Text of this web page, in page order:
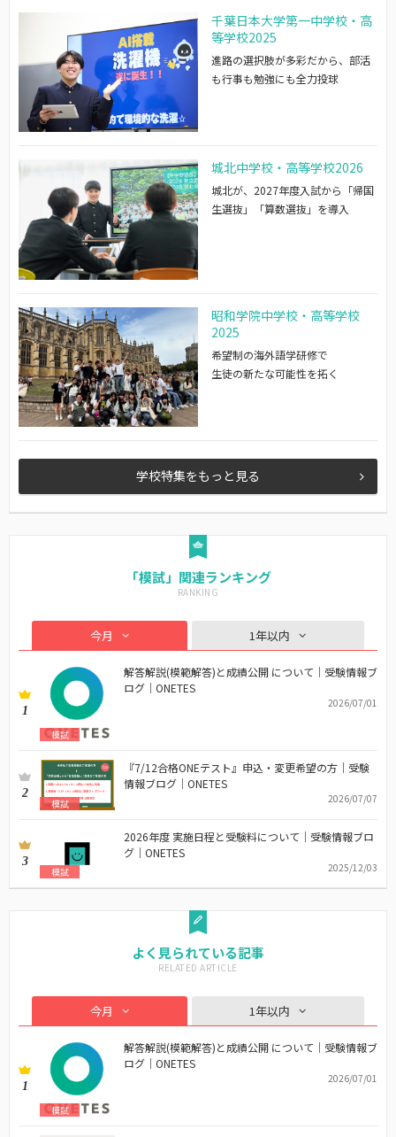
千葉日本大学第一中学校・高
等学校2025
進路の選択肢が多彩だから、部活
も行事も勉強にも全力投球
城北中学校・高等学校2026
城北が、2027年度入試から「帰国
生選抜」「算数選抜」を導入
昭和学院中学校・高等学校
2025
希望制の海外語学研修で
生徒の新たな可能性を拓く
学校特集をもっと見る
「模試」関連ランキング
今月 1年以内
1
模試
解答解説(模範解答)と成績公開 について｜受験情報ブ
ログ｜ONETES
2026/07/01
2
模試
『7/12合格ONEテスト』申込・変更希望の方｜受験
情報ブログ｜ONETES
2026/07/07
3
模試
2026年度 実施日程と受験料について｜受験情報ブロ
グ｜ONETES
2025/12/03
よく見られている記事
今月 1年以内
1
模試
解答解説(模範解答)と成績公開 について｜受験情報ブ
ログ｜ONETES
2026/07/01